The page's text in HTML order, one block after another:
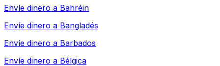
Envíe dinero a Bahréin
Envíe dinero a Bangladés
Envíe dinero a Barbados
Envíe dinero a Bélgica